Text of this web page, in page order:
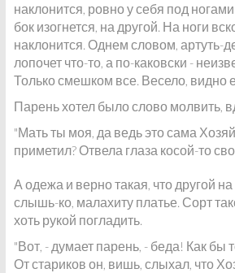
наклонится, ровно у себя под
бок изогнется, на другой. На ноги
наклонится. Однем словом, артуть-
лопочет что-то, а по-каковски -
Только смешком все. Весело, видно
Парень хотел было слово молвить,
"Мать ты моя, да ведь это сама
приметил? Отвела глаза косой-то
А одежа и верно такая, что другой
слышь-ко, малахиту платье. Сорт
хоть рукой погладить.
"Вот, - думает парень, - беда! Как бы
От стариков он, вишь, слыхал, что